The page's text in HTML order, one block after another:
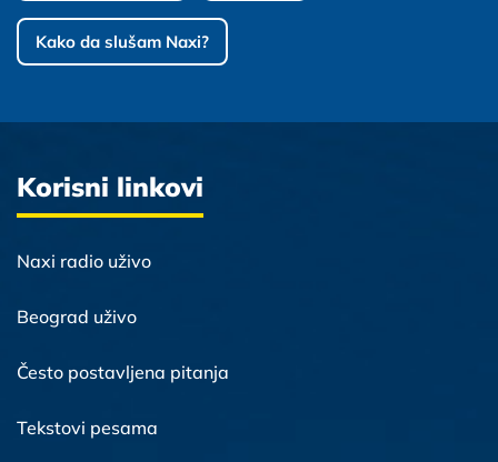
Kako da slušam Naxi?
Korisni linkovi
Naxi radio uživo
Beograd uživo
Često postavljena pitanja
Tekstovi pesama